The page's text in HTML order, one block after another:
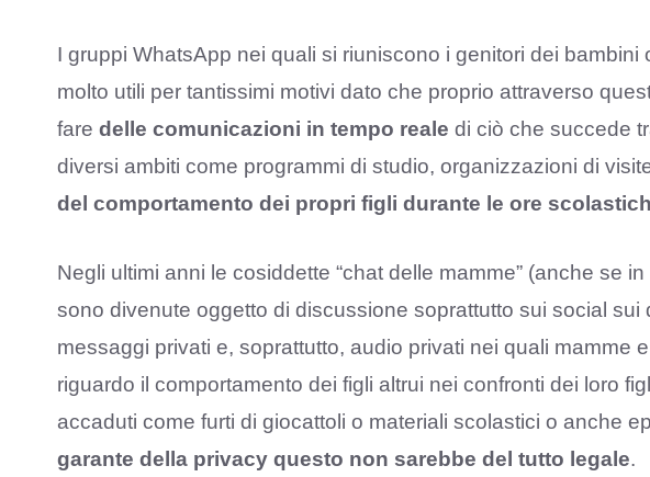
I gruppi WhatsApp nei quali si riuniscono i genitori dei
molto utili per tantissimi motivi dato che proprio attraverso
fare delle comunicazioni in tempo reale di ciò che succede
diversi ambiti come programmi di studio, organizzazioni di
del comportamento dei propri figli durante le ore
Negli ultimi anni le cosiddette “chat delle mamme” (anche se
sono divenute oggetto di discussione soprattutto sui social sui
messaggi privati e, soprattutto, audio privati nei quali mamme
riguardo il comportamento dei figli altrui nei confronti dei loro
accaduti come furti di giocattoli o materiali scolastici o anche
garante della privacy questo non sarebbe del tutto legale.